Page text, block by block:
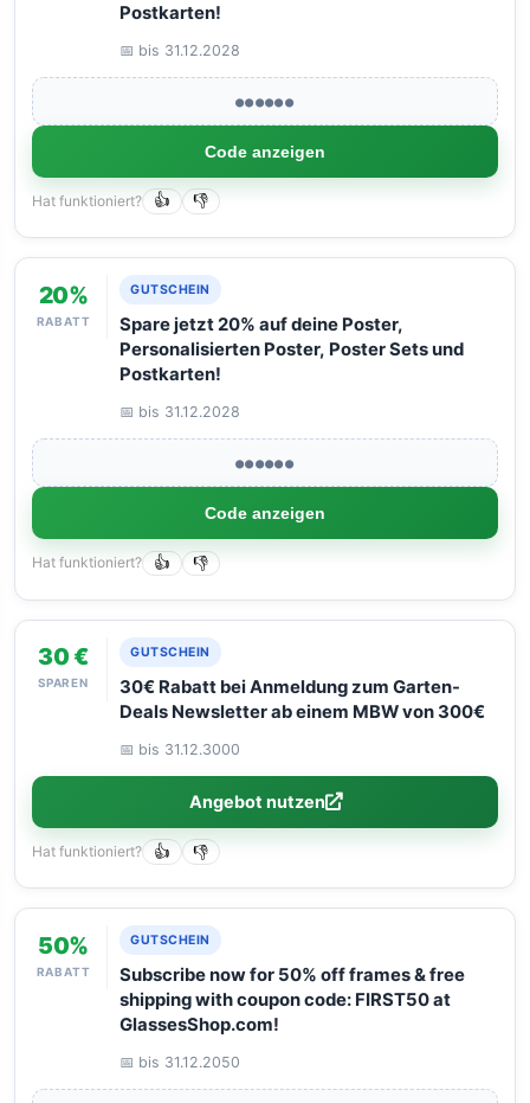
Postkarten!
📅 bis 31.12.2028
●●●●●●
Code anzeigen
Hat funktioniert? 👍 👎
20%
RABATT
GUTSCHEIN
Spare jetzt 20% auf deine Poster,
Personalisierten Poster, Poster Sets und
Postkarten!
📅 bis 31.12.2028
●●●●●●
Code anzeigen
Hat funktioniert? 👍 👎
30 €
SPAREN
GUTSCHEIN
30€ Rabatt bei Anmeldung zum Garten-
Deals Newsletter ab einem MBW von 300€
📅 bis 31.12.3000
Angebot nutzen
Hat funktioniert? 👍 👎
50%
RABATT
GUTSCHEIN
Subscribe now for 50% off frames & free
shipping with coupon code: FIRST50 at
GlassesShop.com!
📅 bis 31.12.2050